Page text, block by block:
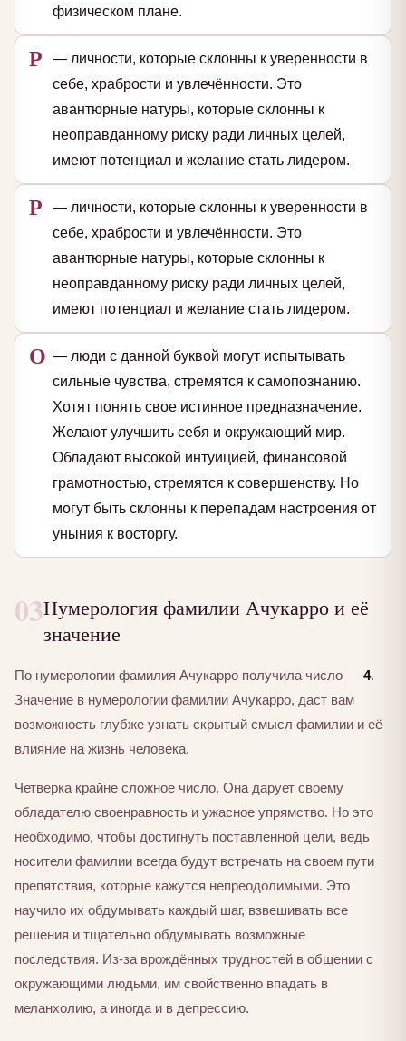
физическом плане.
Р
— личности, которые склонны к уверенности в
себе, храбрости и увлечённости. Это
авантюрные натуры, которые склонны к
неоправданному риску ради личных целей,
имеют потенциал и желание стать лидером.
Р
— личности, которые склонны к уверенности в
себе, храбрости и увлечённости. Это
авантюрные натуры, которые склонны к
неоправданному риску ради личных целей,
имеют потенциал и желание стать лидером.
О — люди с данной буквой могут испытывать
сильные чувства, стремятся к самопознанию.
Хотят понять свое истинное предназначение.
Желают улучшить себя и окружающий мир.
Обладают высокой интуицией, финансовой
грамотностью, стремятся к совершенству. Но
могут быть склонны к перепадам настроения от
уныния к восторгу.
03Нумерология фамилии Ачукарро и её
значение
По нумерологии фамилия Ачукарро получила число — 4.
Значение в нумерологии фамилии Ачукарро, даст вам
возможность глубже узнать скрытый смысл фамилии и её
влияние на жизнь человека.
Четверка крайне сложное число. Она дарует своему
обладателю своенравность и ужасное упрямство. Но это
необходимо, чтобы достигнуть поставленной цели, ведь
носители фамилии всегда будут встречать на своем пути
препятствия, которые кажутся непреодолимыми. Это
научило их обдумывать каждый шаг, взвешивать все
решения и тщательно обдумывать возможные
последствия. Из-за врождённых трудностей в общении с
окружающими людьми, им свойственно впадать в
меланхолию, а иногда и в депрессию.